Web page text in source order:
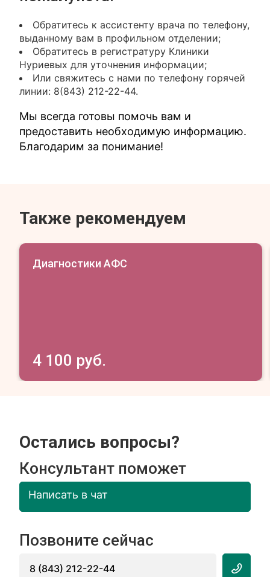
Обратитесь к ассистенту врача по телефону,
выданному вам в профильном отделении;
Обратитесь в регистратуру Клиники
Нуриевых для уточнения информации;
Или свяжитесь с нами по телефону горячей
линии: 8(843) 212-22-44.
Мы всегда готовы помочь вам и
предоставить необходимую информацию.
Благодарим за понимание!
Также рекомендуем
Диагностики АФС
4 100 руб.
Остались вопросы?
Консультант поможет
Написать в чат
Позвоните сейчас
8 (843) 212-22-44